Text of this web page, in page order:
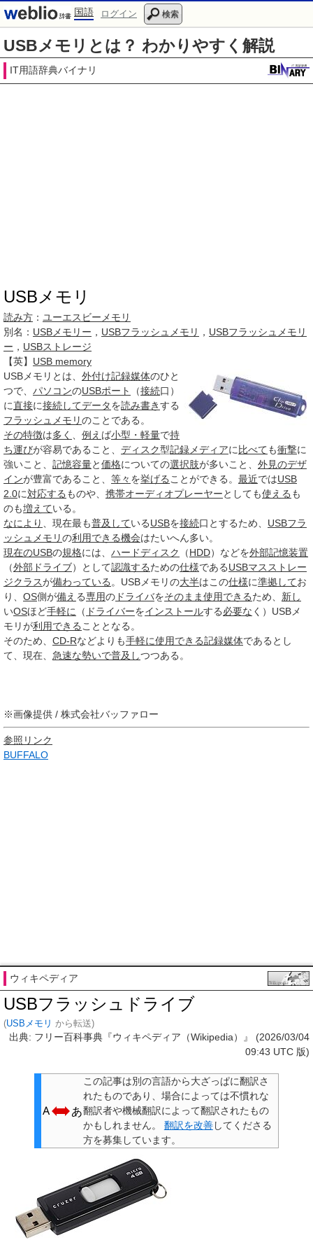
国語 ログイン 検索
USBメモリとは？ わかりやすく解説
IT用語辞典バイナリ
USBメモリ
読み方 ： ユーエスビーメモリ
別名： USBメモリー ， USBフラッシュメモリ ， USBフラッシュメモリ
ー ， USBストレージ
【英】 USB memory
USBメモリ とは、 外付け記録媒体のひと
つで、 パソコンのUSBポート （接続口）
に直接に接続してデータを読み書きする
フラッシュメモリのことである。
その特徴は多く 例え ば小型・軽量で持
ち運びが容易であること、 ディスク型記録メディアに 比べても衝撃に
強いこと、 記憶容量と価格についての選択肢が多いこと、 外見のデザ
インが豊富であること、 等々 を挙げる ことができる。 最近ではUSB
2.0に対応する ものや、 携帯オーディオプレーヤーとしても使える も
のも増えている。
なにより
、現在最も普及しているUSBを接続口とするため、 USBフラ
ッシュメモリの利用できる機会はたいへん多い。
現在のUSBの規格には、 ハードディスク （HDD）などを外部記憶装置
（外部 ドライブ）として認識するための仕様であるUSBマスストレー
ジクラスが備わっている 。USBメモリの大半はこの仕様に準拠してお
り、 OS側が備え る専用の ドライバをそのまま使用できるため、 新し
いOSほど手軽に （ ドライバーをインストールする必要な く）USBメ
モリが利用できる こととなる。
そのため、 CD-Rなどよりも手軽に使用できる記録媒体であるとし
て、現在、 急速な勢いで普及しつつある。
※画像提供 / 株式会社バッファロー
参照リンク
BUFFALO
ウィキペディア
USBフラッシュドライブ
(USBメモリ から転送)
出典: フリー百科事典『ウィキペディア（Wikipedia）』 (2026/03/04
09:43 UTC 版)
この記事は別の言語から大ざっぱに翻訳さ
れたものであり
、場合によっては不慣れな
翻訳者や機械翻訳によって翻訳されたもの
かもしれません。
翻訳を改善してくださる
方を募集しています。